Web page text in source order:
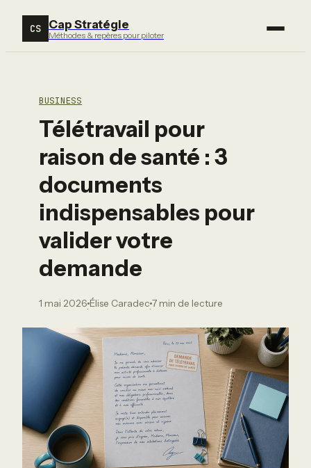
CS Cap Stratégie
Méthodes & repères pour piloter
BUSINESS
Télétravail pour
raison de santé : 3
documents
indispensables pour
valider votre
demande
1 mai 2026
·
Élise Caradec
·
7 min de lecture